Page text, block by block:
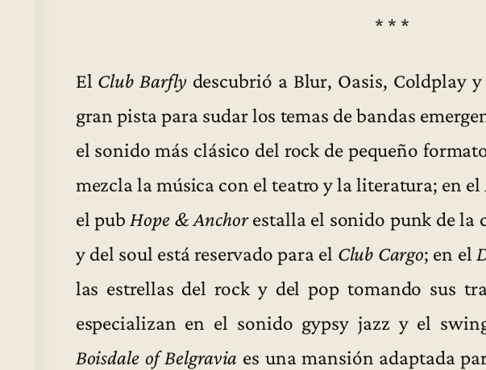
* * *
El Club Barfly descubrió a Blur, Oasis, Coldplay y
gran pista para sudar los temas de bandas
el sonido más clásico del rock de pequeño
mezcla la música con el teatro y la literatura; en el
el pub Hope & Anchorestalla el sonido punk de la
y del soul está reservado para el Club Cargo; en el
las estrellas del rock y del pop tomando sus
especializan en el sonido gypsy jazz y el
Boisdale of Belgravia es una mansión adaptada